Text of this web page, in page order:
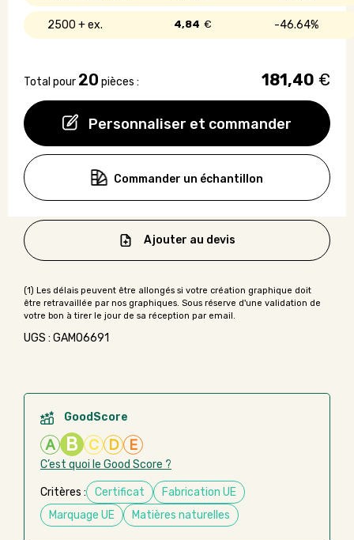
Personnaliser et commander
2500 + 46.64%
4,84 €
Total pour 20 pièces : 181,40 €
Commander un échantillon
Ajouter au devis
UGS : GAMO6691
GoodScore
A B C D E
C’est quoi le Good Score ?
Critères : Certificat
Fabrication UE
Marquage UE
Matières naturelles